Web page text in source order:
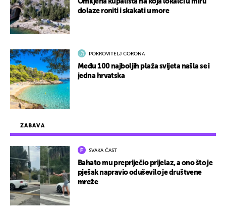
ZABAVA
SVAKA ČAST
Bahato mu prepriječio prijelaz, a ono što je
pješak napravio oduševilo je društvene
mreže
Omiljena kupališta na koja lokalci u miru
dolaze roniti i skakati u more
POKROVITELJ CORONA
Među 100 najboljih plaža svijeta našla se i
jedna hrvatska